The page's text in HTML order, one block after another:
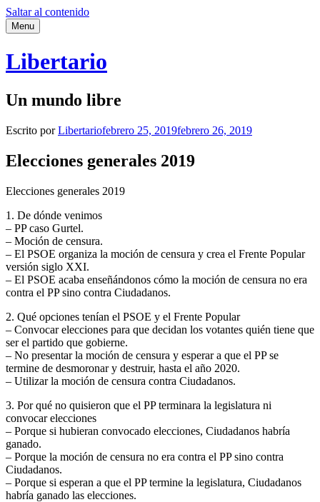
Saltar al contenido
Menu
Libertario
Un mundo libre
Escrito porLibertariofebrero 25, 2019febrero 26, 2019
Elecciones generales 2019
Elecciones generales 2019
1. De dónde venimos
– PP caso Gurtel.
– Moción de censura.
– El PSOE organiza la moción de censura y crea el Frente Popular
versión siglo XXI.
– El PSOE acaba enseñándonos cómo la moción de censura no era
contra el PP sino contra Ciudadanos.
2. Qué opciones tenían el PSOE y el Frente Popular
– Convocar elecciones para que decidan los votantes quién tiene que
ser el partido que gobierne.
– No presentar la moción de censura y esperar a que el PP se
termine de desmoronar y destruir, hasta el año 2020.
– Utilizar la moción de censura contra Ciudadanos.
3. Por qué no quisieron que el PP terminara la legislatura ni
convocar elecciones
– Porque si hubieran convocado elecciones, Ciudadanos habría
ganado.
– Porque la moción de censura no era contra el PP sino contra
Ciudadanos.
– Porque si esperan a que el PP termine la legislatura, Ciudadanos
habría ganado las elecciones.